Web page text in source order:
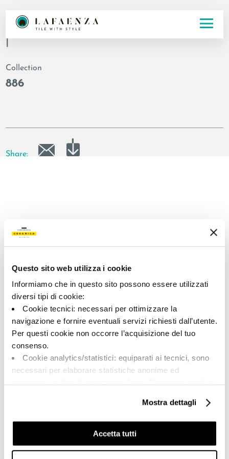
Questo sito web utilizza i cookie
Informiamo che in questo sito possono essere utilizzati
diversi tipi di cookie:
Cookie tecnici: necessari per ottimizzare la
navigazione e fornire eventuali servizi richiesti dall’utente.
Per questi cookie non occorre l’acquisizione del tuo
consenso.
Cookie analytics/statistici: equiparati ai tecnici, sono
necessari per elaborare statistiche anonime ed
Cookie di profilazione/marketing: sono utilizzati, solo
previo tuo consenso, per esaminare le tue abitudini di
navigazione e mostrarti quindi avvisi pubblicitari mirati, in
linea con le tue preferenze.
Mostra dettagli
Accetta tutti
Code
|
Collection
886
Share:
Via Vittorio Veneto, 13 - 40026 Imola (BO)
Tel: +39 0542 601601
BRAND
CERTIFICATION
COLLECTIONS
FAQ
CONTACTS
RÉSEAU DE VENTE